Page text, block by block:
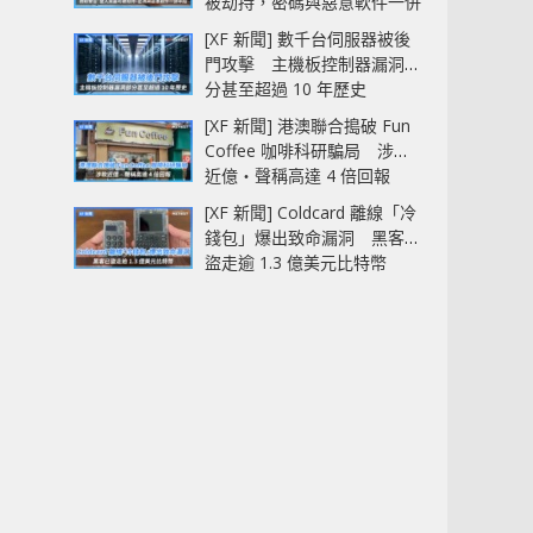
中招
[XF 新聞] 數千台伺服器被後
門攻擊 主機板控制器漏洞部
分甚至超過 10 年歷史
[XF 新聞] 港澳聯合搗破 Fun
Coffee 咖啡科研騙局 涉款
近億‧聲稱高達 4 倍回報
[XF 新聞] Coldcard 離線「冷
錢包」爆出致命漏洞 黑客已
盜走逾 1.3 億美元比特幣